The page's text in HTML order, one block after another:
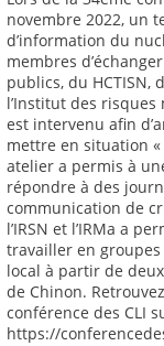
novembre 2022, un
d’information du
membres
publics, du HCTISN,
l’Institut des risques
est intervenu afin
mettre en situation
atelier a permis à
répondre à des
communication de
l’IRSN et l’IRMa a
travailler en
local à partir de
de Chinon.
conférence des CLI
https://